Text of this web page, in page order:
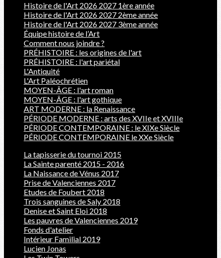
Histoire de l'Art 2026 2027 1ère année
Histoire de l'Art 2026 2027 2ème année
Histoire de l'Art 2026 2027 3ème année
Équipe histoire de l’Art
Comment nous joindre ?
PRÉHISTOIRE : les origines de l'art
PRÉHISTOIRE : l'art pariétal
L'Antiquité
L'Art Paléochrétien
MOYEN-ÂGE : l'art roman
MOYEN-ÂGE : l'art gothique
ART MODERNE : la Renaissance
PÉRIODE MODERNE : arts des XVIIe et XVIIIe
PÉRIODE CONTEMPORAINE : le XIXe Siècle
PÉRIODE CONTEMPORAINE le XXe Siècle
La tapisserie du tournoi 2015
La Sainte parenté 2015 - 2016
La Naissance de Vénus 2017
Prise de Valenciennes 2017
Etudes de Foubert 2018
Trois sanguines de Saly 2018
Denise et Saint Eloi 2018
Les pauvres de Valenciennes 2019
Fonds d'atelier
Intérieur Familial 2019
Lucien Jonas